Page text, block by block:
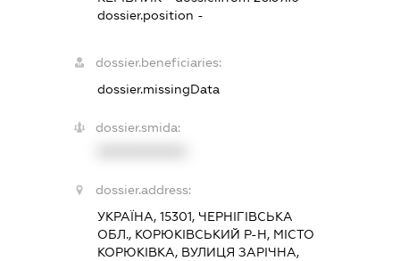
dossier.position -
dossier.beneficiaries:
dossier.missingData
dossier.smida:
dossier.address:
УКРАЇНА, 15301, ЧЕРНІГІВСЬКА
ОБЛ., КОРЮКІВСЬКИЙ Р-Н, МІСТО
КОРЮКІВКА, ВУЛИЦЯ ЗАРІЧНА,